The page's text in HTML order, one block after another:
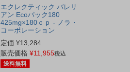
エクレクティック バレリ
アン Ecoパック180
425mg×180ｃｐ - ノラ・
コーポレーション
定価 ¥13,284
販売価格 ¥11,955税込
送料無料